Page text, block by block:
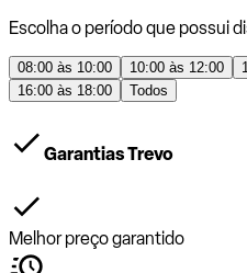
Escolha o período que possui
08:00 às 10:00 10:00 às 12:00
16:00 às 18:00
Todos
Garantias Trevo
Melhor preço garantido